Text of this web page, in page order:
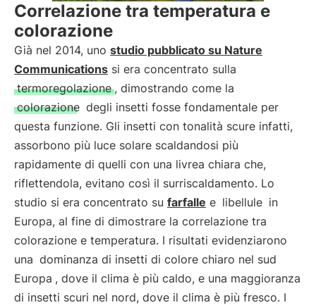
Correlazione tra temperatura e
colorazione
Già nel 2014, uno studio pubblicato su Nature
Communications si era concentrato sulla
termoregolazione , dimostrando come la
colorazione degli insetti fosse fondamentale per
questa funzione. Gli insetti con tonalità scure infatti,
assorbono più luce solare scaldandosi più
rapidamente di quelli con una livrea chiara che,
riflettendola, evitano così il surriscaldamento. Lo
studio si era concentrato su farfalle e libellule in
Europa, al fine di dimostrare la correlazione tra
colorazione e temperatura. I risultati evidenziarono
una dominanza di insetti di colore chiaro nel sud
Europa , dove il clima è più caldo, e una maggioranza
di insetti scuri nel nord, dove il clima è più fresco. I